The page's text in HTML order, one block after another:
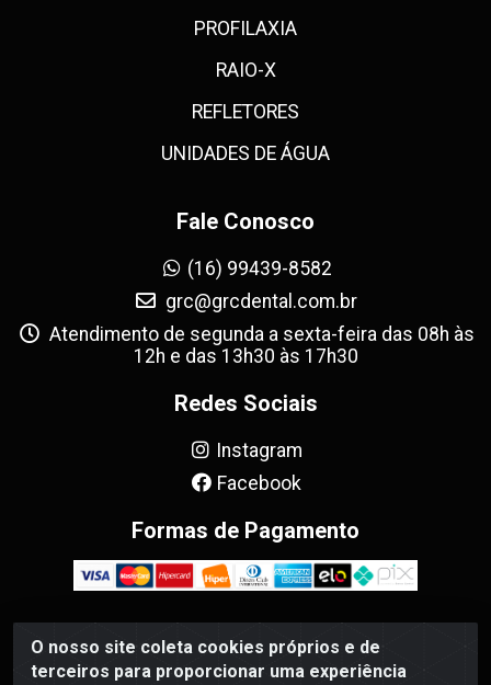
O nosso site coleta cookies próprios e de
terceiros para proporcionar uma experiência
PROFILAXIA
RAIO-X
REFLETORES
UNIDADES DE ÁGUA
Fale Conosco
(16) 99439-8582
grc@grcdental.com.br
Atendimento de segunda a sexta-feira das 08h às
12h e das 13h30 às 17h30
Redes Sociais
Instagram
Facebook
Formas de Pagamento
GRC Dental - Avenida Antônio e Helena Zerrenner, 720 -